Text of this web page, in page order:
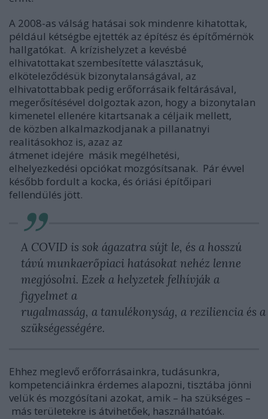
A 2008-as válság hatásai sok mindenre kihatottak,
például kétségbe ejtették az építész és építőmérnök
hallgatókat. A krízishelyzet a kevésbé
elhivatottakat szembesítette választásuk,
elköteleződésük bizonytalanságával, az
elhivatottabbak pedig erőforrásaik feltárásával,
megerősítésével dolgoztak azon, hogy a bizonytalan
kimenetel ellenére kitartsanak a céljaik mellett,
de közben alkalmazkodjanak a pillanatnyi
realitásokhoz is, azaz az
átmenet idejére másik megélhetési,
elhelyezkedési opciókat mozgósítsanak. Pár évvel
később fordult a kocka, és óriási építőipari
fellendülés jött.
A COVID is sok ágazatra sújt le, és a hosszú
távú munkaerőpiaci hatásokat nehéz lenne
megjósolni. Ezek a helyzetek felhívják a
figyelmet a
rugalmasság, a tanulékonyság, a reziliencia és
szükségességére.
Ehhez meglevő erőforrásainkra, tudásunkra,
kompetenciáinkra érdemes alapozni, tisztába jönni
velük és mozgósítani azokat, amik – ha szükséges –
más területekre is átvihetőek, használhatóak.